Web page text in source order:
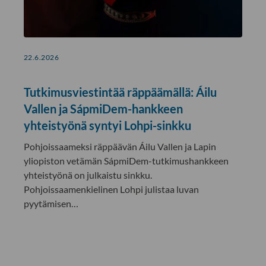
22.6.2026
Tutkimusviestintää räppäämällä: Áilu
Vallen ja SápmiDem-hankkeen
yhteistyönä syntyi Lohpi-sinkku
Pohjoissaameksi räppäävän Áilu Vallen ja Lapin
yliopiston vetämän SápmiDem-tutkimushankkeen
yhteistyönä on julkaistu sinkku.
Pohjoissaamenkielinen Lohpi julistaa luvan
pyytämisen…